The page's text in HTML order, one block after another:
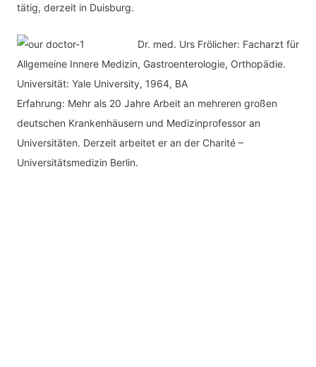
tätig, derzeit in Duisburg.
Dr. med. Urs Frölicher: Facharzt für
Allgemeine Innere Medizin, Gastroenterologie, Orthopädie.
Universität: Yale University, 1964, BA
Erfahrung: Mehr als 20 Jahre Arbeit an mehreren großen
deutschen Krankenhäusern und Medizinprofessor an
Universitäten. Derzeit arbeitet er an der Charité –
Universitätsmedizin Berlin.